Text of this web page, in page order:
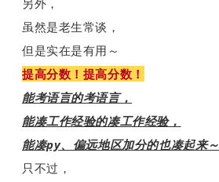
虽然是老生常谈，
但是实在是有用～
提高分数！提高分数！
能考语言的考语言，
能凑工作经验的凑工作经验，
能凑py、偏远地区加分的也凑起来～
只不过，